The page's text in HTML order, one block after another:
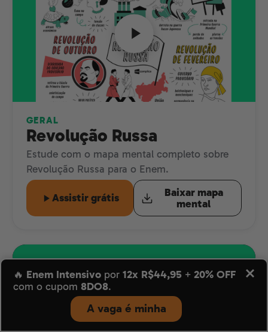
🔥 Enem Intensivopor 12x R$44,95+ 20% OFF
com o cupom 8DO8.
A vaga é minha
GERAL
Revolução Russa
Estude com o mapa mental completo sobre
Revolução Russa para o Enem.
Assistir grátis
Baixar mapa
mental